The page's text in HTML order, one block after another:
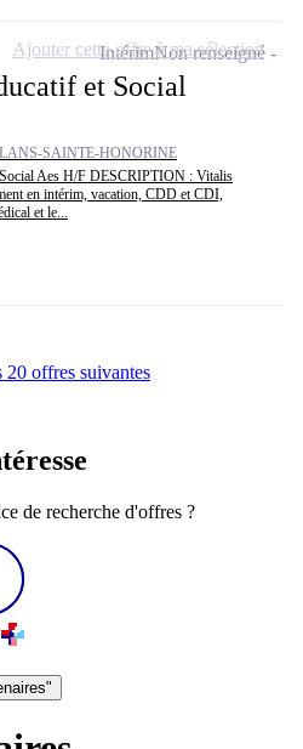
et Social
SAINTE-HONORINE
Aes H/F DESCRIPTION : Vitalis
en intérim, vacation, CDD et CDI,
et le...
IntérimNon renseigné
Ajouter cette offre à ma sélection
offres suivantes
de recherche d'offres ?